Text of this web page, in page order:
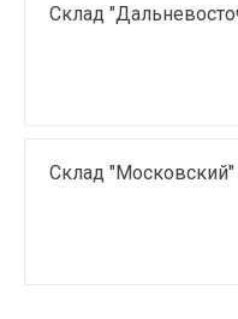
Склад
Склад "Московский"